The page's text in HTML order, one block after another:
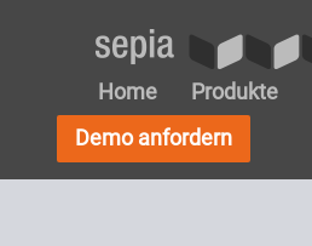
Home Produkte
Demo anfordern